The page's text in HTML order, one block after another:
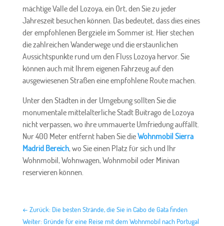
mächtige Valle del Lozoya, ein Ort, den Sie zu jeder
Jahreszeit besuchen können. Das bedeutet, dass dies eines
der empfohlenen Bergziele im Sommer ist. Hier stechen
die zahlreichen Wanderwege und die erstaunlichen
Aussichtspunkte rund um den Fluss Lozoya hervor. Sie
können auch mit Ihrem eigenen Fahrzeug auf den
ausgewiesenen Straßen eine empfohlene Route machen.
Unter den Städten in der Umgebung sollten Sie die
monumentale mittelalterliche Stadt Buitrago de Lozoya
nicht verpassen, wo ihre ummauerte Umfriedung auffällt.
Nur 400 Meter entfernt haben Sie dieWohnmobil Sierra
Madrid Bereich, wo Sie einen Platz für sich und Ihr
Wohnmobil, Wohnwagen, Wohnmobil oder Minivan
reservieren können.
← Zurück: Die besten Strände, die Sie in Cabo de Gata finden
Weiter: Gründe für eine Reise mit dem Wohnmobil nach Portugal